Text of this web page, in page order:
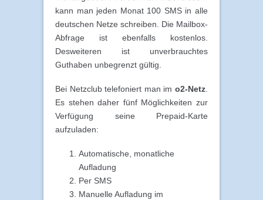
kann man jeden Monat 100 SMS in alle
deutschen Netze schreiben. Die Mailbox-
Abfrage ist ebenfalls kostenlos.
Desweiteren ist unverbrauchtes
Guthaben unbegrenzt gültig.
Bei Netzclub telefoniert man im o2-Netz.
Es stehen daher fünf Möglichkeiten zur
Verfügung seine Prepaid-Karte
aufzuladen:
Automatische, monatliche
Aufladung
Per SMS
Manuelle Aufladung im